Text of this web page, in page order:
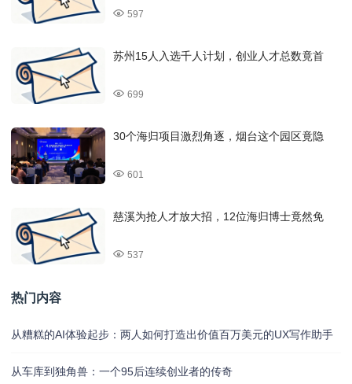
597
苏州15人入选千人计划，创业人才总数竟首
699
30个海归项目激烈角逐，烟台这个园区竟隐
601
慈溪为抢人才放大招，12位海归博士竟然免
537
热门内容
从糟糕的AI体验起步：两人如何打造出价值百万美元的UX写作助手
从车库到独角兽：一个95后连续创业者的传奇